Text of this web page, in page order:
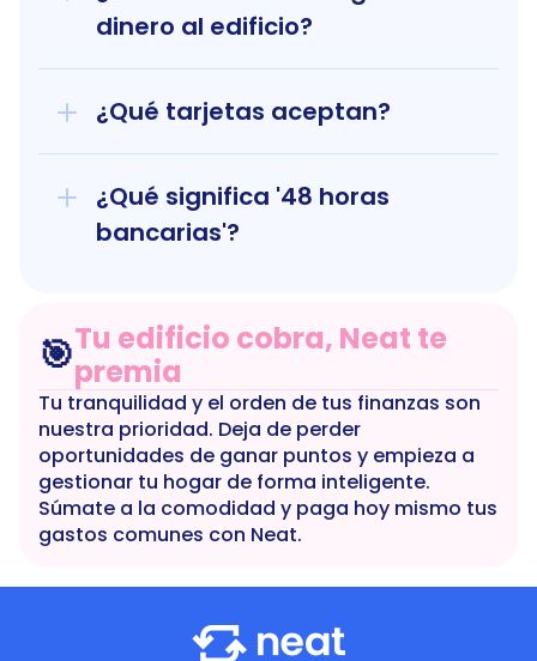
dinero al edificio?
¿Qué tarjetas aceptan?
¿Qué significa '48 horas
bancarias'?
🎯Tu edificio cobra, Neat te
premia
Tu tranquilidad y el orden de tus finanzas son
nuestra prioridad. Deja de perder
oportunidades de ganar puntos y empieza a
gestionar tu hogar de forma inteligente.
Súmate a la comodidad y paga hoy mismo tus
gastos comunes con Neat.